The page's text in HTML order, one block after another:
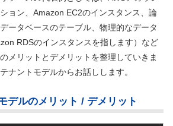
ョン、Amazon EC2のインスタンス、論
ータベースのテーブル、物理的なデータ
RDSのインスタンスを指します）など
メリットとデメリットを整理していきま
ナントモデルからお話しします。
デルのメリット / デメリット